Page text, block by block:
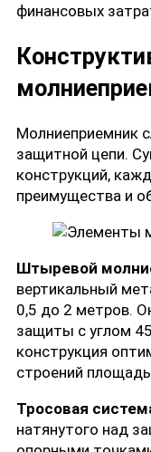
финансовых
Молниеприемник
защитной цепи.
конструкций,
преимущества и
Штыревой
вертикальный
0,5 до 2 метров.
защиты с углом
конструкция
строений
Тросовая
натянутого над